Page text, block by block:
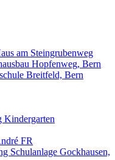
am Steingrubenweg
Hopfenweg, Bern
Breitfeld, Bern
Kindergarten
FR
Schulanlage Gockhausen,